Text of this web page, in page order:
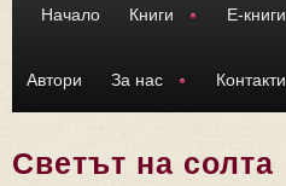
Начало Книги Е-книги
Автори За нас Контакти
Светът на солта